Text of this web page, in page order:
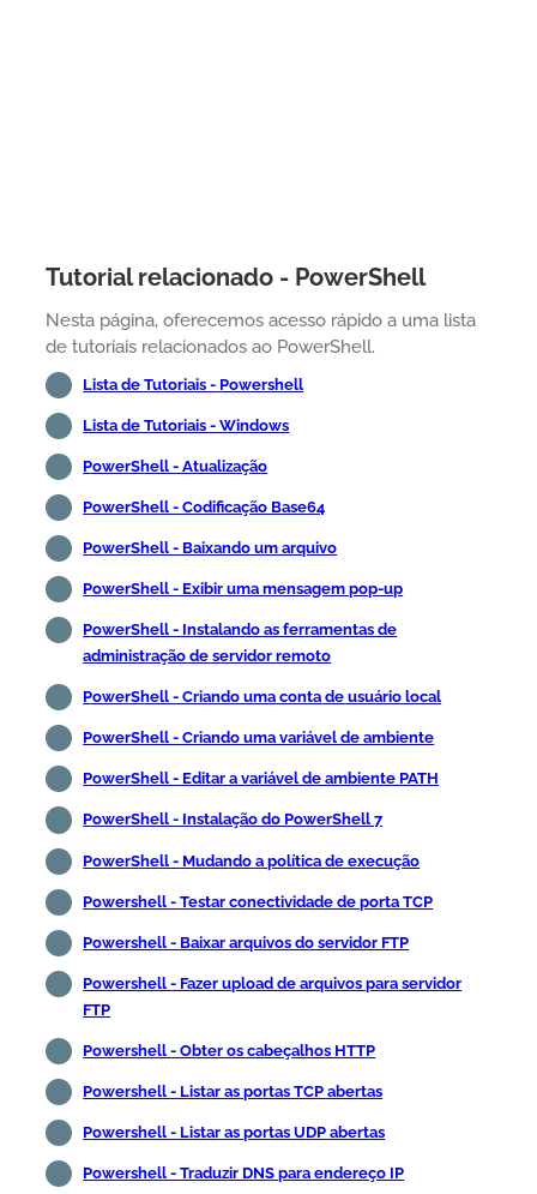
Tutorial relacionado - PowerShell
Nesta página, oferecemos acesso rápido a uma lista
de tutoriais relacionados ao PowerShell.
Lista de Tutoriais - Powershell
Lista de Tutoriais - Windows
PowerShell - Atualização
PowerShell - Codificação Base64
PowerShell - Baixando um arquivo
PowerShell - Exibir uma mensagem pop-up
PowerShell - Instalando as ferramentas de
administração de servidor remoto
PowerShell - Criando uma conta de usuário local
PowerShell - Criando uma variável de ambiente
PowerShell - Editar a variável de ambiente PATH
PowerShell - Instalação do PowerShell 7
PowerShell - Mudando a política de execução
Powershell - Testar conectividade de porta TCP
Powershell - Baixar arquivos do servidor FTP
Powershell - Fazer upload de arquivos para servidor
FTP
Powershell - Obter os cabeçalhos HTTP
Powershell - Listar as portas TCP abertas
Powershell - Listar as portas UDP abertas
Powershell - Traduzir DNS para endereço IP